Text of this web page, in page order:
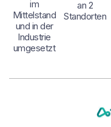
im
Mittelstand
und in der
Industrie
umgesetzt
an 2
Standorten